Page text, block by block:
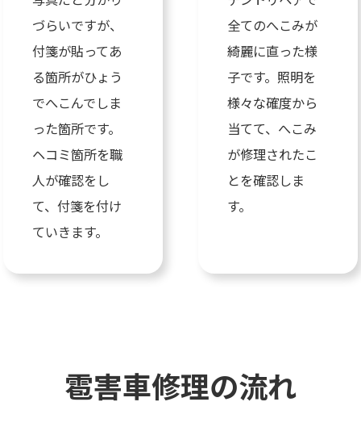
づらいですが、
付箋が貼ってあ
る箇所がひょう
でへこんでしま
った箇所です。
ヘコミ箇所を職
人が確認をし
て、付箋を付け
ていきます。
全てのへこみが
綺麗に直った様
子です。照明を
様々な確度から
当てて、へこみ
が修理されたこ
とを確認しま
す。
雹害車修理の流れ